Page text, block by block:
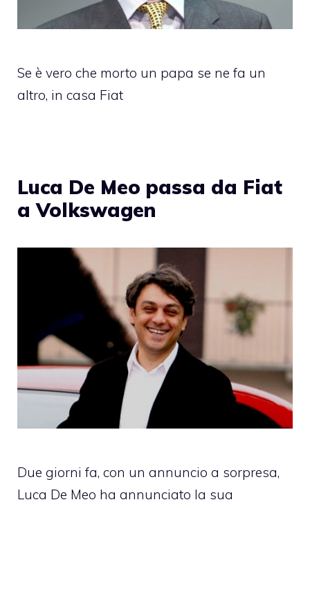
Se è vero che morto un papa se ne fa un
altro, in casa Fiat
Luca De Meo passa da Fiat
a Volkswagen
Due giorni fa, con un annuncio a sorpresa,
Luca De Meo ha annunciato la sua